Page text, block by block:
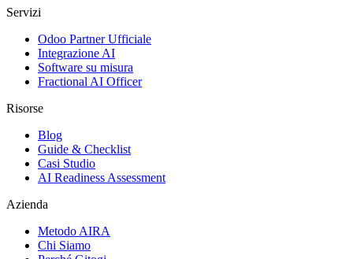
Servizi
Odoo Partner Ufficiale
Integrazione AI
Software su misura
Fractional AI Officer
Risorse
Blog
Guide & Checklist
Casi Studio
AI Readiness Assessment
Azienda
Metodo AIRA
Chi Siamo